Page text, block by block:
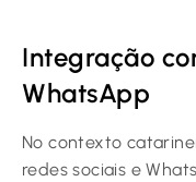
Integração
WhatsApp
No contexto
redes sociais e